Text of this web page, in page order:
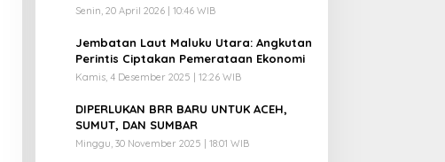
Senin, 20 April 2026 | 10:46 WIB
Jembatan Laut Maluku Utara: Angkutan
Perintis Ciptakan Pemerataan Ekonomi
Kamis, 4 Desember 2025 | 12:26 WIB
DIPERLUKAN BRR BARU UNTUK ACEH,
SUMUT, DAN SUMBAR
Minggu, 30 November 2025 | 18:01 WIB